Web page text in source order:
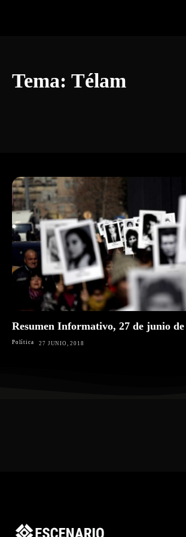
Tema: Télam
Resumen Informativo, 27 de junio de
Política 27 JUNIO, 2018